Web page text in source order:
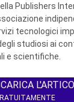
Publishers
tecnologici
studiosi ai
e scientifiche.